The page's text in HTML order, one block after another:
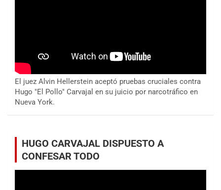
El juez Alvin Hellerstein aceptó pruebas cruciales contra
Hugo "El Pollo" Carvajal en su juicio por narcotráfico en
Nueva York.
HUGO CARVAJAL DISPUESTO A
CONFESAR TODO